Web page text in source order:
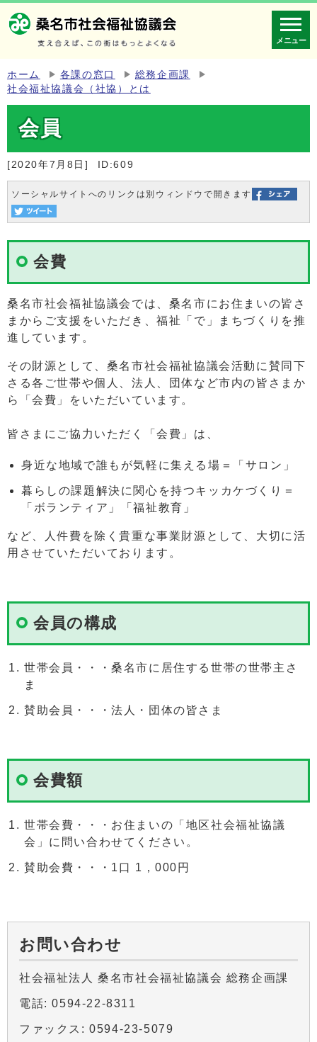
メニュー
ホーム 各課の窓口
総務企画課
社会福祉協議会（社協）とは
会員
[2020年7月8日] ID:609
ソーシャルサイトへのリンクは別ウィンドウで開きます
会費
桑名市社会福祉協議会では、桑名市にお住まいの皆さ
まからご支援をいただき、福祉「で」まちづくりを推
進しています。
その財源として、桑名市社会福祉協議会活動に賛同下
さる各ご世帯や個人、法人、団体など市内の皆さまか
ら「会費」をいただいています。
皆さまにご協力いただく「会費」は、
身近な地域で誰もが気軽に集える場＝「サロン」
暮らしの課題解決に関心を持つキッカケづくり＝
「ボランティア」「福祉教育」
など、人件費を除く貴重な事業財源として、大切に活
用させていただいております。
会員の構成
世帯会員・・・桑名市に居住する世帯の世帯主さ
ま
賛助会員・・・法人・団体の皆さま
会費額
世帯会費・・・お住まいの「地区社会福祉協議
会」に問い合わせてください。
賛助会費・・・1口 1，000円
お問い合わせ
社会福祉法人 桑名市社会福祉協議会 総務企画課
電話: 0594-22-8311
ファックス: 0594-23-5079